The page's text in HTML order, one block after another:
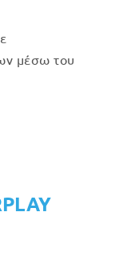
μέσω του